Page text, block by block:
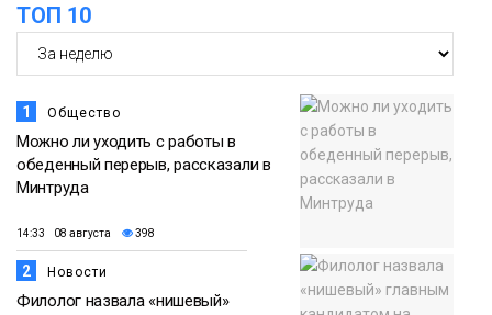
Новости
ТОП 10
1 Общество
Можно ли уходить с работы в
обеденный перерыв, рассказали в
Минтруда
14:33 08 августа 398
2 Новости
Филолог назвала «нишевый»